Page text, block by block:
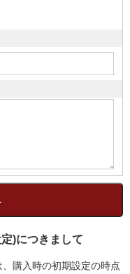
)につきまして
購入時の初期設定の時点